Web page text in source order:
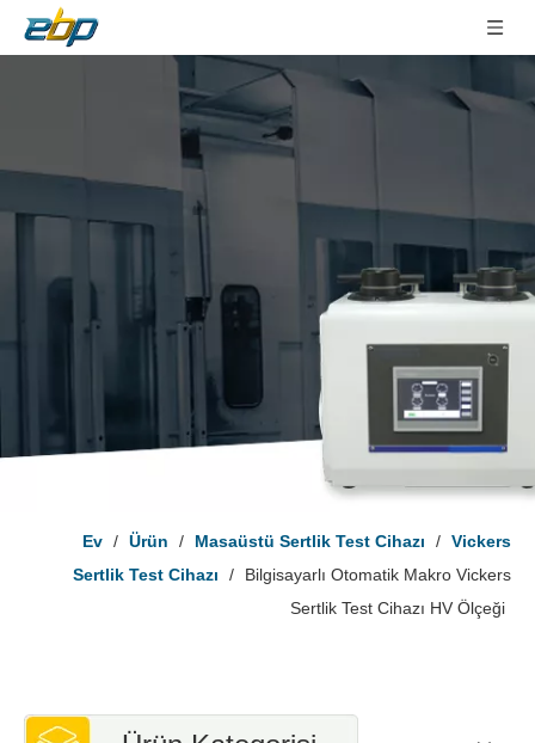
Ev / Ürün / Masaüstü Sertlik Test Cihazı / Vickers
Sertlik Test Cihazı
/
Bilgisayarlı Otomatik Makro Vickers
Sertlik Test Cihazı HV Ölçeği